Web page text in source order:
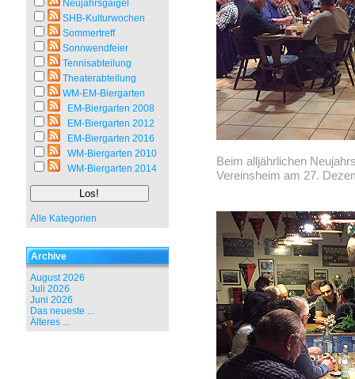
Neujahrsgaigel
SHB-Kulturwochen
Sommertreff
Sonnwendfeier
Tennisabteilung
Theaterabteilung
WM-EM-Biergarten
EM-Biergarten 2008
EM-Biergarten 2012
EM-Biergarten 2016
WM-Biergarten 2010
WM-Biergarten 2014
Alle Kategorien
Archive
August 2026
Juli 2026
Juni 2026
Das neueste ...
Älteres ...
Beim alljährlichen
Vereinsheim am 27.